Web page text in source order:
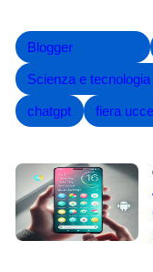
Blogger
Scienza e tecnologia
chatgpt fiera